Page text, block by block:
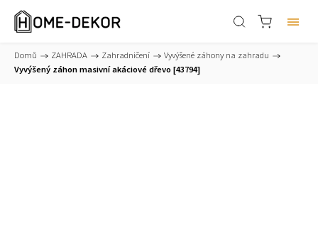
Domů / ZAHRADA / Zahradničení / Vyvýšené záhony na zahradu /
Vyvýšený záhon masivní akáciové dřevo [43794]